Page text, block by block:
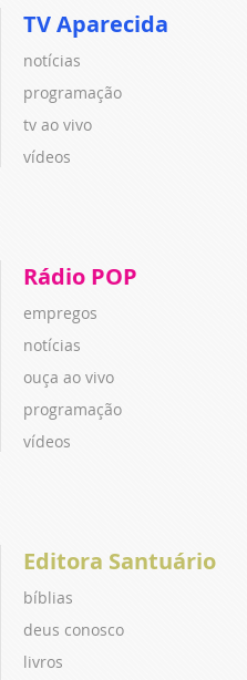
TV Aparecida
notícias
programação
tv ao vivo
vídeos
Rádio POP
empregos
notícias
ouça ao vivo
programação
vídeos
Editora Santuário
bíblias
deus conosco
livros